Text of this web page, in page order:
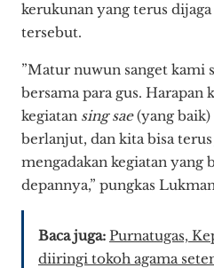
kerukunan yang terus
tersebut.
​”Matur nuwun sanget kami
bersama para gus. Harapan
kegiatan sing sae(yang baik)
berlanjut, dan kita bisa
mengadakan kegiatan yang
depannya,” pungkas
Baca juga: Purnatugas,
diiringi tokoh agama